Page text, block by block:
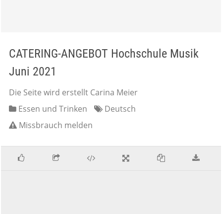
CATERING-ANGEBOT Hochschule Musik
Juni 2021
Die Seite wird erstellt Carina Meier
Essen und Trinken
Deutsch
Missbrauch melden